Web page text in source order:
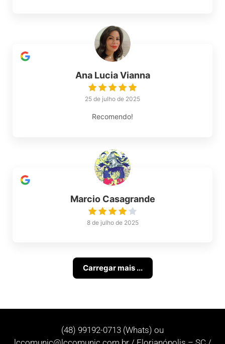
Ana Lucia Vianna
25 de julho de 2025
Recomendo!
Marcio Casagrande
8 de julho de 2025
Carregar mais ...
(48) 99192-0713 (Whats) ou